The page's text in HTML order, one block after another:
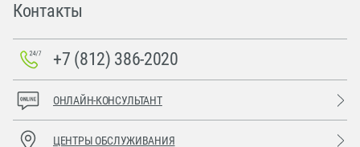
Контакты
+7 (812) 386-2020
ОНЛАЙН-КОНСУЛЬТАНТ
ЦЕНТРЫ ОБСЛУЖИВАНИЯ